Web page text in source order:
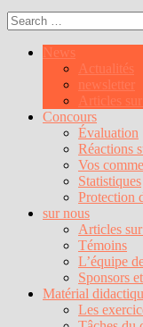
Search
for:
News
Actualités
newsletter
Articles
Concours
Évaluation
Réactions
Vos
Statistiques
Protection
sur nous
Articles
Témoins
L’équipe
Sponsors
Matérial
Les